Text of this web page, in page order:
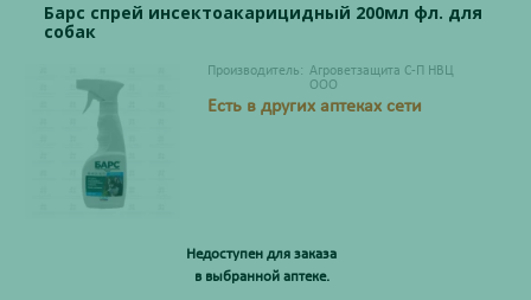
Барс спрей инсектоакарицидный 200мл фл. для
собак
Производитель: Агроветзащита С-П НВЦ
ООО
Есть в других аптеках сети
Недоступен для заказа
в выбранной аптеке.